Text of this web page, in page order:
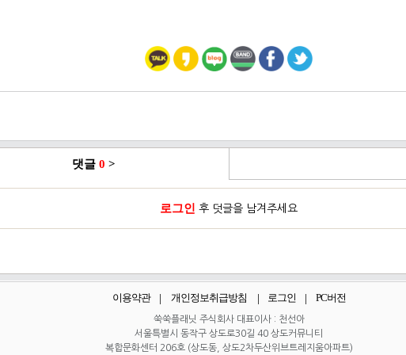
댓글 0 >
로그인 후 덧글을 남겨주세요
이용약관 개인정보취급방침 로그인 PC버전
쑥쑥플래닛 주식회사 대표이사 : 천선아
서울특별시 동작구 상도로30길 40 상도커뮤니티
복합문화센터 206호 (상도동, 상도2차두산위브트레지움아파트)